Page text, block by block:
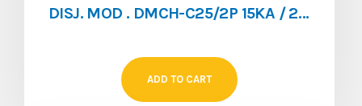
DISJ. MOD . DMCH-C25/2P 15KA / 25KA
ADD TO CART